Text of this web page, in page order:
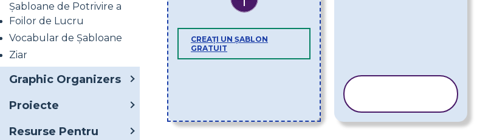
Șabloane de Potrivire a
Foilor de Lucru
Vocabular de Șabloane
Ziar
Graphic Organizers
Proiecte
Resurse Pentru
CREAȚI UN ȘABLON
GRATUIT